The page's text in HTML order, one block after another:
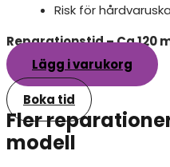
Risk för
Reparationstid – Ca 120
Lägg i varukorg
Boka tid
Fler
modell